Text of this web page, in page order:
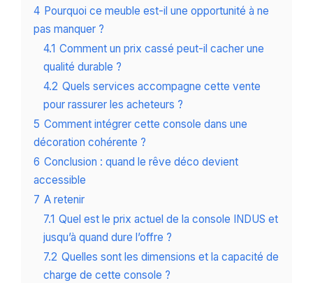
4 Pourquoi ce meuble est-il une opportunité à ne
pas manquer ?
4.1 Comment un prix cassé peut-il cacher une
qualité durable ?
4.2 Quels services accompagne cette vente
pour rassurer les acheteurs ?
5 Comment intégrer cette console dans une
décoration cohérente ?
6 Conclusion : quand le rêve déco devient
accessible
7 A retenir
7.1 Quel est le prix actuel de la console INDUS et
jusqu’à quand dure l’offre ?
7.2 Quelles sont les dimensions et la capacité de
charge de cette console ?